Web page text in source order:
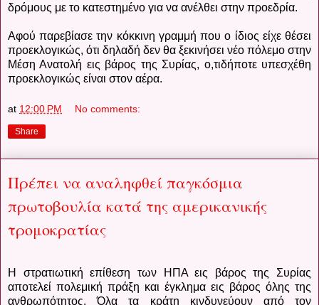
δρόμους με το κατεστημένο για να ανέλθει στην προεδρία.
Αφού παρεβίασε την κόκκινη γραμμή που ο ίδιος είχε θέσει
προεκλογικώς, ότι δηλαδή δεν θα ξεκινήσει νέο πόλεμο στην
Μέση Ανατολή εις βάρος της Συρίας, ο,τιδήποτε υπεσχέθη
προεκλογικώς είναι στον αέρα.
at 12:00 PM No comments:
Share
Πρέπει να αναληφθεί παγκόσμια
πρωτοβουλία κατά της αμερικανικής
τρομοκρατίας
Η στρατιωτική επίθεση των ΗΠΑ εις βάρος της Συρίας
αποτελεί πολεμική πράξη και έγκλημα εις βάρος όλης της
ανθρωπότητος. Όλα τα κράτη κινδυνεύουν από τον